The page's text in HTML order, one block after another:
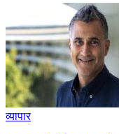
व्यापार